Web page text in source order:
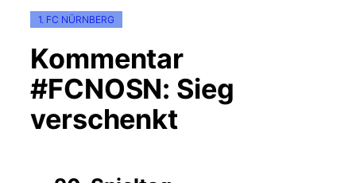
1. FC NÜRNBERG
Kommentar
#FCNOSN: Sieg
verschenkt